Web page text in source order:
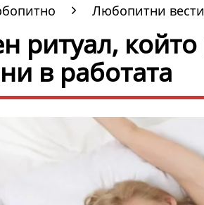
Любопитни вести
ритуал,
в работата